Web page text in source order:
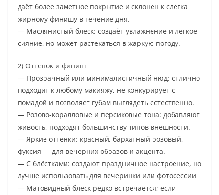
даёт более заметное покрытие и склонен к слегка
жирному финишу в течение дня.
— Маслянистый блеск: создаёт увлажнение и легкое
сияние, но может растекаться в жаркую погоду.
2) Оттенок и финиш
— Прозрачный или минималистичный нюд: отлично
подходит к любому макияжу, не конкурирует с
помадой и позволяет губам выглядеть естественно.
— Розово-коралловые и персиковые тона: добавляют
живость, подходят большинству типов внешности.
— Яркие оттенки: красный, бархатный розовый,
фуксия — для вечерних образов и акцента.
— С блёстками: создают праздничное настроение, но
лучше использовать для вечеринки или фотосессии.
— Матовидный блеск редко встречается; если